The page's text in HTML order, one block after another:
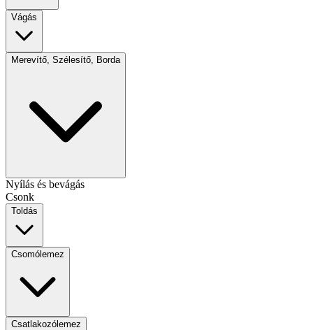
Vágás
Merevítő, Szélesítő, Borda
Nyílás és bevágás
Csonk
Toldás
Csomólemez
Csatlakozólemez